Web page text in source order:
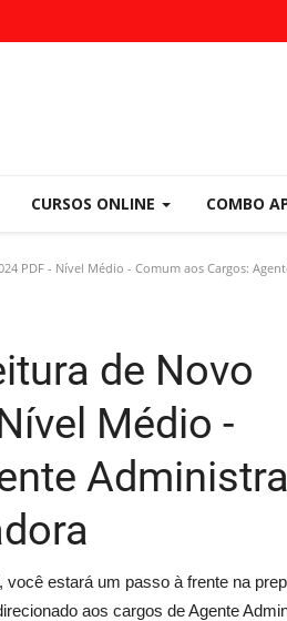
CURSOS ONLINE COMBO
PDF - Nível Médio - Comum aos Cargos:
de Novo
Médio -
estará um passo à frente na
aos cargos de Agente